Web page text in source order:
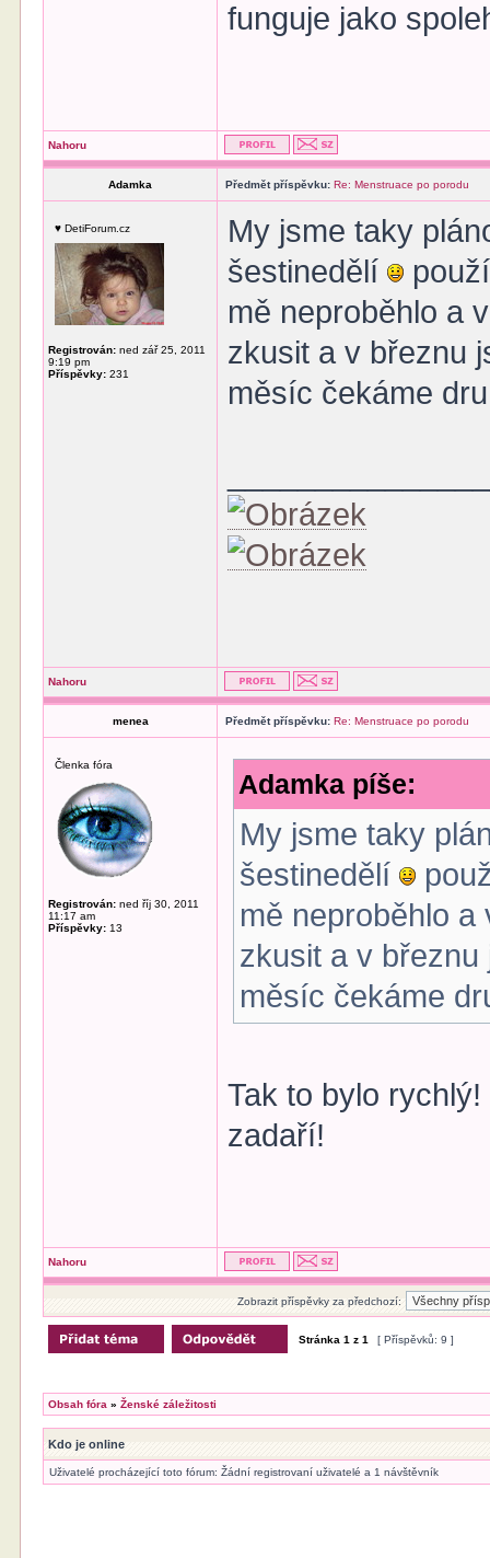
funguje jako
Nahoru
Adamka Předmět příspěvku: Re: Menstruace po porodu
♥ DetiForum.cz
Registrován: ned zář 25, 2011
9:19 pm
Příspěvky: 231
My jsme taky
šestinedělí
mě neproběhlo a
zkusit a v březnu
měsíc čekáme
Nahoru
menea Předmět příspěvku: Re: Menstruace po porodu
Členka fóra
Registrován: ned říj 30, 2011
11:17 am
Příspěvky: 13
Adamka píše:
My jsme taky
šestinedělí
mě neproběhlo a
zkusit a v
měsíc čekáme
Tak to bylo
zadaří!
Nahoru
Zobrazit příspěvky za předchozí:
Stránka1 z1 [ Příspěvků: 9 ]
Obsah fóra »Ženské záležitosti
Kdo je online
Uživatelé procházející toto fórum: Žádní registrovaní uživatelé a 1 návštěvník